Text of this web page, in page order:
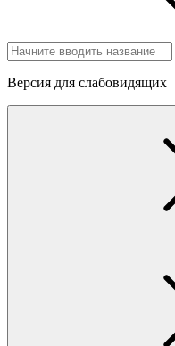
Версия для слабовидящих